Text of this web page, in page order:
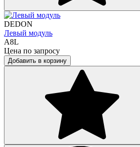
DEDON
Левый модуль
A8L
Цена по запросу
Добавить в корзину